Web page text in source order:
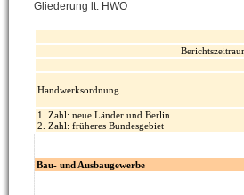
Gliederung lt. HWO